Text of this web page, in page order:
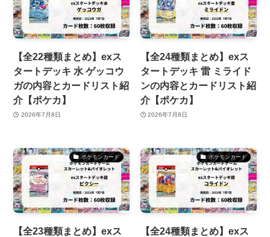
【全22種類まとめ】exス
タートデッキ 水 ゲッコウ
ガの内容とカードリスト紹
介【ポケカ】
2026年7月8日
【全24種類まとめ】exス
タートデッキ 雷 ミライド
ンの内容とカードリスト紹
介【ポケカ】
2026年7月8日
ポケモンカード
【全23種類まとめ】exス
ポケモンカード
【全24種類まとめ】exス